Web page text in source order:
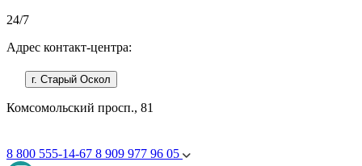
24/7
Адрес контакт-центра:
г. Старый Оскол
Комсомольский просп., 81
8 800 555-14-67 8 909 977 96 05